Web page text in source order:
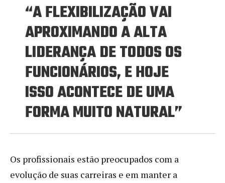
“A FLEXIBILIZAÇÃO VAI
APROXIMANDO A ALTA
LIDERANÇA DE TODOS OS
FUNCIONÁRIOS, E HOJE
ISSO ACONTECE DE UMA
FORMA MUITO NATURAL”
Os profissionais estão preocupados com a
evolução de suas carreiras e em manter a